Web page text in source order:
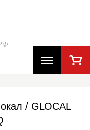
/ GLOCAL